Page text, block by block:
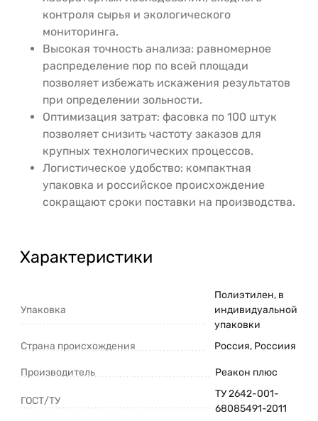
контроля сырья и экологического
мониторинга.
Высокая точность анализа: равномерное
распределение пор по всей площади
позволяет избежать искажения результатов
при определении зольности.
Оптимизация затрат: фасовка по 100 штук
позволяет снизить частоту заказов для
крупных технологических процессов.
Логистическое удобство: компактная
упаковка и российское происхождение
сокращают сроки поставки на производства.
Характеристики
Упаковка
Полиэтилен, в
индивидуальной
упаковки
Страна происхождения
Россия, Россиия
Производитель Реакон плюс
ГОСТ/ТУ
ТУ 2642-001-
68085491-2011